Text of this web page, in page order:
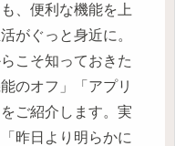
、便利な機能を上
がぐっと身近に。
こそ知っておきた
のオフ」「アプリ
ご紹介します。実
昨日より明らかに